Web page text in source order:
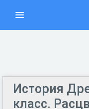
История
класс.